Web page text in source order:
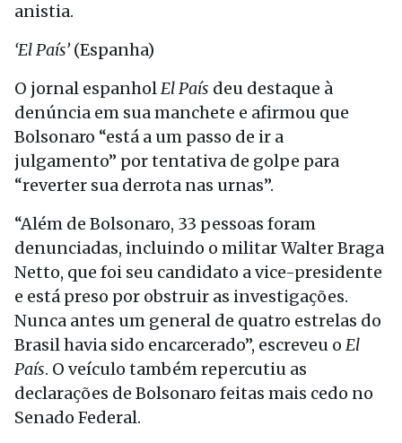
anistia.
‘El País’ (Espanha)
O jornal espanholEl País deu destaque à
denúncia em sua manchete e afirmou que
Bolsonaro “está a um passo de ir a
julgamento” por tentativa de golpe para
“reverter sua derrota nas urnas”.
“Além de Bolsonaro, 33 pessoas foram
denunciadas, incluindo o militar Walter Braga
Netto, que foi seu candidato a vice-presidente
e está preso por obstruir as investigações.
Nunca antes um general de quatro estrelas do
Brasil havia sido encarcerado”, escreveu o El
País. O veículo também repercutiu as
declarações de Bolsonaro feitas mais cedo no
Senado Federal.